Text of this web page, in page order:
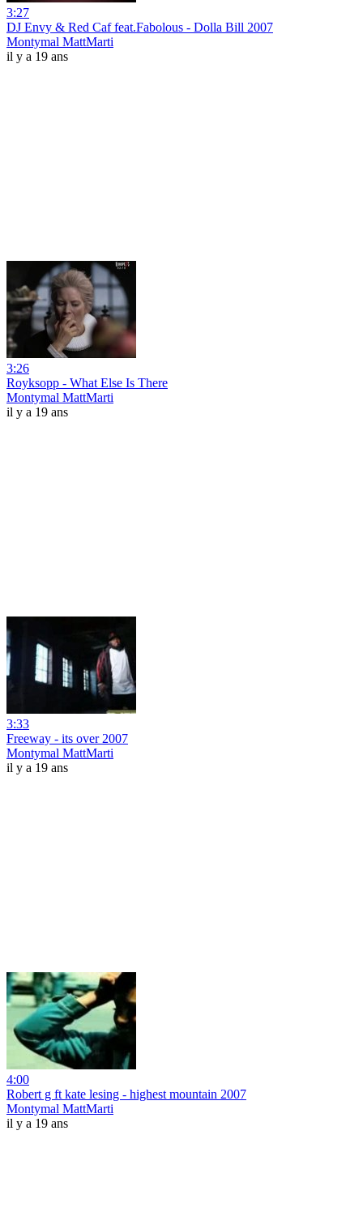
3:27
DJ Envy & Red Caf feat.Fabolous - Dolla Bill 2007
Montymal MattMarti
il y a 19 ans
3:26
Royksopp - What Else Is There
Montymal MattMarti
il y a 19 ans
3:33
Freeway - its over 2007
Montymal MattMarti
il y a 19 ans
4:00
Robert g ft kate lesing - highest mountain 2007
Montymal MattMarti
il y a 19 ans